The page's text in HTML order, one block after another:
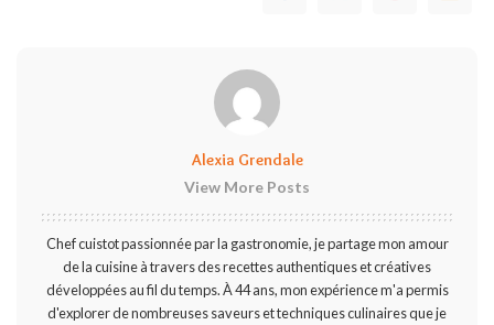
Alexia Grendale
View More Posts
Chef cuistot passionnée par la gastronomie, je partage mon amour
de la cuisine à travers des recettes authentiques et créatives
développées au fil du temps. À 44 ans, mon expérience m'a permis
d'explorer de nombreuses saveurs et techniques culinaires que je